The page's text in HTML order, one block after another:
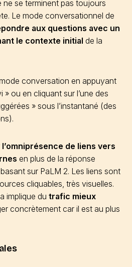
ne se terminent pas toujours
Le mode conversationnel de
aux questions avec un
le contexte initial de la
conversation en appuyant
» ou en cliquant sur l’une des
» sous l’instantané (des
l’omniprésence de liens vers
en plus de la réponse
sur PaLM 2. Les liens sont
cliquables, très visuelles.
implique du trafic mieux
concrètement car il est au plus